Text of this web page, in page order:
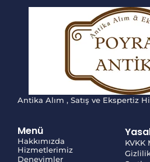
Antika Alım , Satış ve Ekspertiz
Menü
Hakkımızda
Hizmetlerimiz
Deneyimler
KVKK